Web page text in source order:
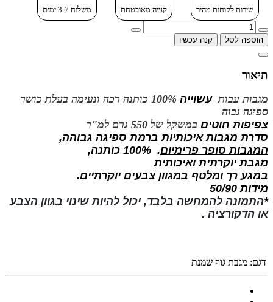
שירות לקוחות מהיר קנייה מאובטחת משלוח 3-7 ימים
הוספה לסל קנה עכשיו
תיאור
מגבות עבותעשוייה
100% כותנה רכה ונעימה בעלת כושר
ספיגה גבוה
צפיפות חוטים במשקל של 550 גרם למ"ר
סדרת מגבות איכותיות ברמת ספיגה גבוהה,
המגבות סופר פרימיום. 100% כותנה,
מגבת יוקרתית ואיכותית
במגע רך ומלטף במגוון צבעים יוקרתיים.
מידות 50/90
*התמונה להמחשה בלבד, יכול להיות שינוי בגוון הצבע
או הדקורציה .
דגם: מגבת גוף שמנת